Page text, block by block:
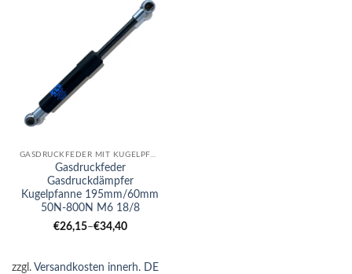
GASDRUCKFEDER MIT KUGELPFANNE
Gasdruckfeder
Gasdruckdämpfer
Kugelpfanne 195mm/60mm
50N-800N M6 18/8
€26,15–€34,40
zzgl. Versandkosten innerh. DE